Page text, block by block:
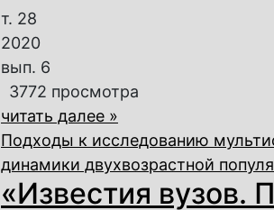
т. 28
2020
вып. 6
3772 просмотра
читать далее »
Подходы к исследованию
динамики двухвозрастной
«Известия